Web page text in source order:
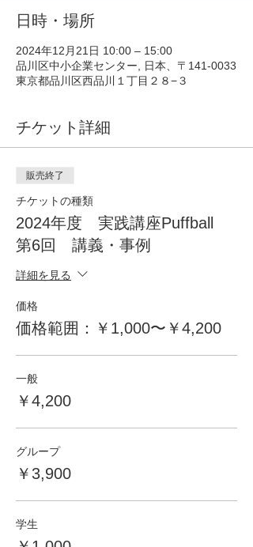
日時・場所
2024年12月21日 10:00 – 15:00
品川区中小企業センター, 日本、〒141-0033
東京都品川区西品川１丁目２８−３
チケット詳細
販売終了
チケットの種類
2024年度 実践講座Puffball
第6回 講義・事例
詳細を見る
価格
価格範囲：￥1,000〜￥4,200
一般
￥4,200
グループ
￥3,900
学生